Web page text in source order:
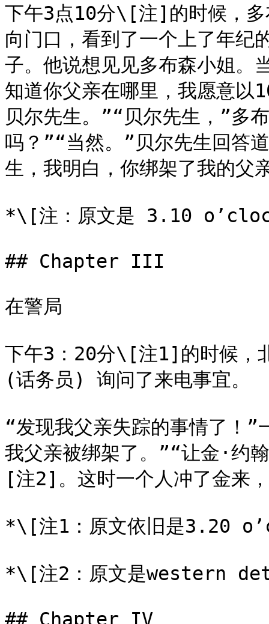
下午3点10分\[注]的时候，多
向门口，看到了一个上了年纪
子。他说想见见多布森小姐。
知道你父亲在哪里，我愿意以
贝尔先生。”“贝尔先生，”多
吗？”“当然。”贝尔先生回答
生，我明白，你绑架了我的父
*\[注：原文是 3.10
## Chapter III
在警局
下午3：20分\[注1]的时候，
(话务员) 询问了来电事宜。
“发现我父亲失踪的事情了！”
我父亲被绑架了。”“让金·约
[注2]。这时一个人冲了金来
*\[注1：原文依旧是3.20
*\[注2：原文是western
## Chapter IV